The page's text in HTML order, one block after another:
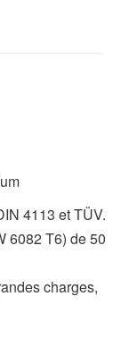
4113 et TÜV.
6082 T6) de 50
charges,